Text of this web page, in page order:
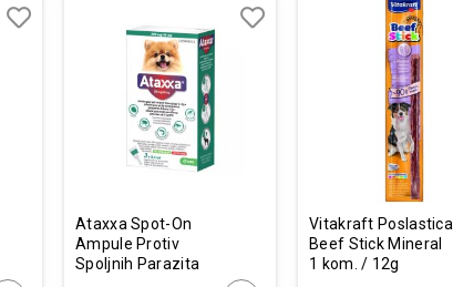
Ataxxa Spot-On
Ampule Protiv
Spoljnih Parazita
Vitakraft Poslastica
Beef Stick Mineral
1 kom. / 12g